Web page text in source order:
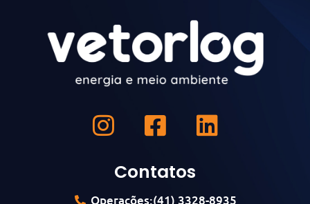
Contatos
Operações:(41) 3328-8935